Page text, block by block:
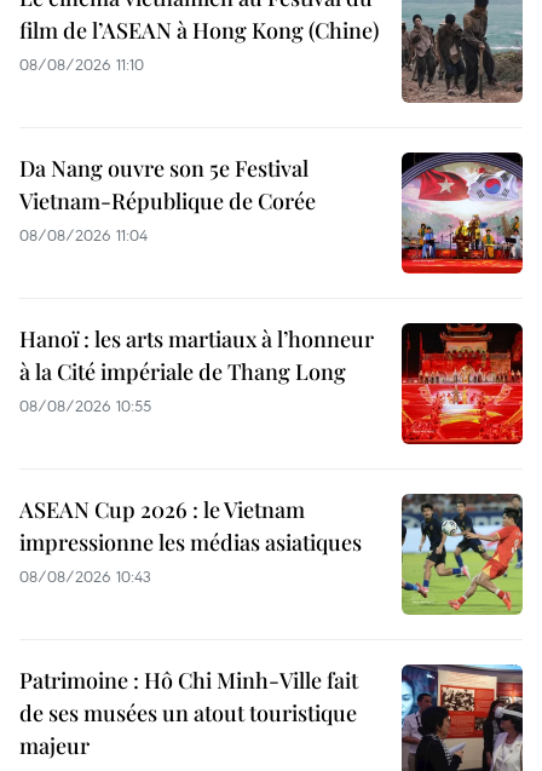
film de l’ASEAN à Hong Kong (Chine)
08/08/2026 11:10
Da Nang ouvre son 5e Festival
Vietnam-République de Corée
08/08/2026 11:04
Hanoï : les arts martiaux à l’honneur
à la Cité impériale de Thang Long
08/08/2026 10:55
ASEAN Cup 2026 : le Vietnam
impressionne les médias asiatiques
08/08/2026 10:43
Patrimoine : Hô Chi Minh-Ville fait
de ses musées un atout touristique
majeur